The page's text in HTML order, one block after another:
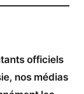
officiels
nos médias